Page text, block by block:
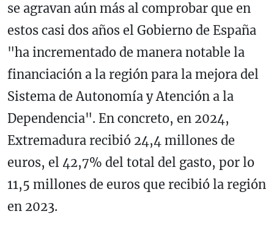
se agravan aún más al comprobar que en
estos casi dos años el Gobierno de España
"ha incrementado de manera notable la
financiación a la región para la mejora del
Sistema de Autonomía y Atención a la
Dependencia". En concreto, en 2024,
Extremadura recibió 24,4 millones de
euros, el 42,7% del total del gasto, por lo
11,5 millones de euros que recibió la región
en 2023.